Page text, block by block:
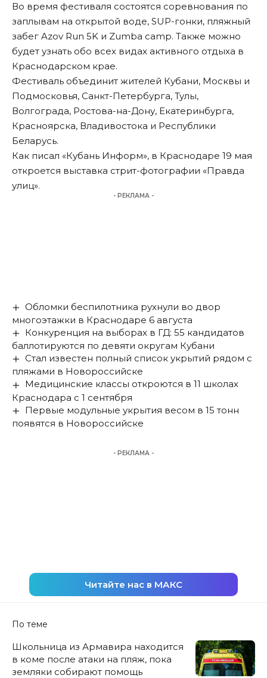
Во время фестиваля состоятся соревнования по
заплывам на открытой воде, SUP-гонки, пляжный
забег Azov Run 5K и Zumba camp. Также можно
будет узнать обо всех видах активного отдыха в
Краснодарском крае.
Фестиваль объединит жителей Кубани, Москвы и
Подмосковья, Санкт-Петербурга, Тулы,
Волгограда, Ростова-на-Дону, Екатеринбурга,
Красноярска, Владивостока и Республики
Беларусь.
Как писал «Кубань Информ», в Краснодаре 19 мая
откроется выставка стрит-фотографии «Правда
улиц».
- РЕКЛАМА -
Обломки беспилотника рухнули во двор
многоэтажки в Краснодаре 6 августа
Конкуренция на выборах в ГД: 55 кандидатов
баллотируются по девяти округам Кубани
Стал известен полный список укрытий рядом с
пляжами в Новороссийске
Медицинские классы откроются в 11 школах
Краснодара с 1 сентября
Первые модульные укрытия весом в 15 тонн
появятся в Новороссийске
- РЕКЛАМА -
Читайте нас в МАКС
По теме
Школьница из Армавира находится
в коме после атаки на пляж, пока
земляки собирают помощь